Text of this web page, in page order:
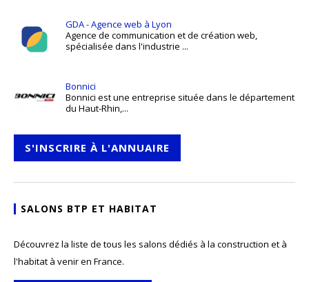
GDA - Agence web à Lyon
Agence de communication et de création web,
spécialisée dans l'industrie ...
Bonnici
Bonnici est une entreprise située dans le département
du Haut-Rhin,...
S'INSCRIRE À L'ANNUAIRE
SALONS BTP ET HABITAT
Découvrez la liste de tous les salons dédiés à la construction et à
l'habitat à venir en France.